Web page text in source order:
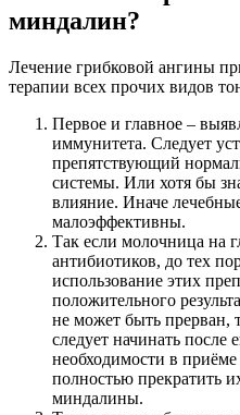
миндалин?
Лечение грибковой ангины
терапии всех прочих видов
Первое и главное –
иммунитета. Следует
препятствующий
системы. Или хотя бы
влияние. Иначе
малоэффективны.
Так если молочница на
антибиотиков, до тех
использование этих
положительного
не может быть прерван,
следует начинать после
необходимости в
полностью прекратить
миндалины.